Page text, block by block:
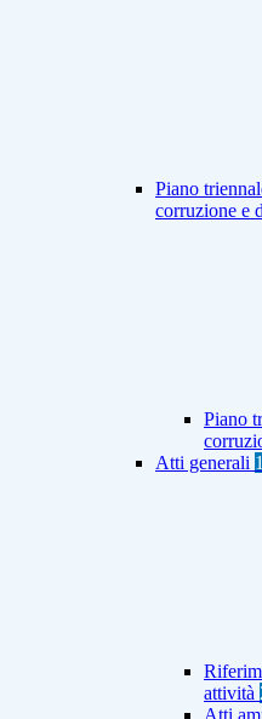
Piano
corruzione e
Piano
Atti generali
attività